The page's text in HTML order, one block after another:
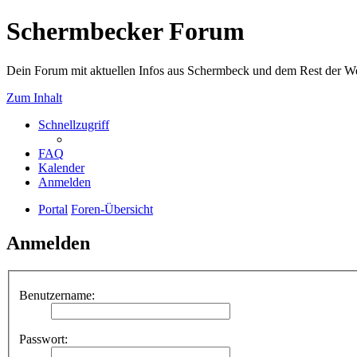
Schermbecker Forum
Dein Forum mit aktuellen Infos aus Schermbeck und dem Rest der
Zum Inhalt
Schnellzugriff
FAQ
Kalender
Anmelden
Portal Foren-Übersicht
Anmelden
Benutzername:
Passwort: